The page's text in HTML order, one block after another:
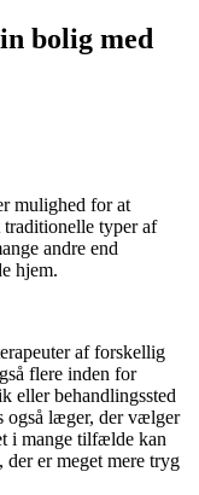
bolig med
mulighed for at
traditionelle typer af
andre end
hjem.
af forskellig
flere inden for
eller behandlingssted
også læger, der vælger
i mange tilfælde kan
er meget mere tryg